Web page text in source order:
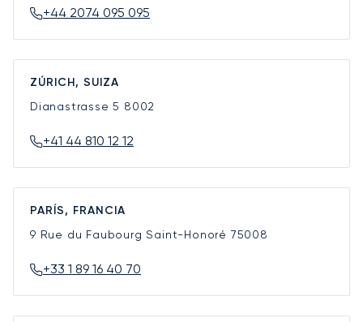
+44 2074 095 095
ZÚRICH, SUIZA
Dianastrasse 5 8002
+41 44 810 12 12
PARÍS, FRANCIA
9 Rue du Faubourg Saint-Honoré 75008
+33 1 89 16 40 70